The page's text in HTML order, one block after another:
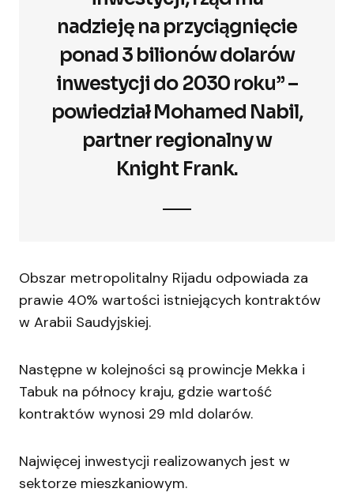
nadzieję na przyciągnięcie
ponad 3 bilionów dolarów
inwestycji do 2030 roku” –
powiedział Mohamed Nabil,
partner regionalny w
Knight Frank.
Obszar metropolitalny Rijadu odpowiada za
prawie 40% wartości istniejących kontraktów
w Arabii Saudyjskiej.
Następne w kolejności są prowincje Mekka i
Tabuk na północy kraju, gdzie wartość
kontraktów wynosi 29 mld dolarów.
Najwięcej inwestycji realizowanych jest w
sektorze mieszkaniowym.